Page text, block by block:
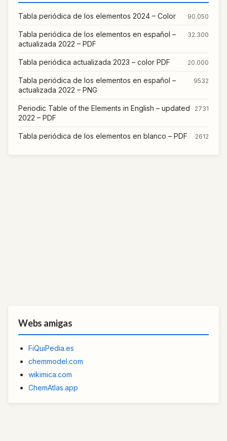
Tabla periódica de los elementos 2024 – Color 90.050
Tabla periódica de los elementos en español –
actualizada 2022 – PDF
32.300
Tabla periódica actualizada 2023 – color PDF 20.000
Tabla periódica de los elementos en español –
actualizada 2022 – PNG
9532
Periodic Table of the Elements in English – updated
2022 – PDF
2731
Tabla periódica de los elementos en blanco – PDF 2612
Webs amigas
FiQuiPedia.es
chemmodel.com
wikimica.com
ChemAtlas.app